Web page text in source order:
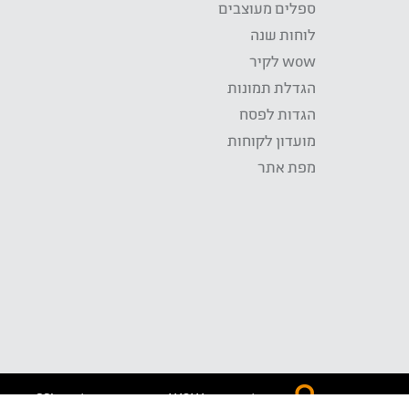
ספלים מעוצבים
לוחות שנה
wow לקיר
הגדלת תמונות
הגדות לפסח
מועדון לקוחות
מפת אתר
התשלום באתר WOW מאובטח בטכנולוגית SSL